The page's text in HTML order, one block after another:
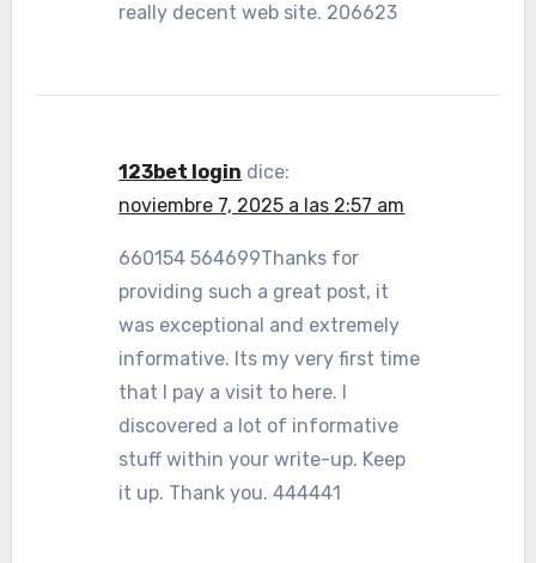
really decent web site. 206623
123bet login dice:
noviembre 7, 2025 a las 2:57 am
660154 564699Thanks for
providing such a great post, it
was exceptional and extremely
informative. Its my very first time
that I pay a visit to here. I
discovered a lot of informative
stuff within your write-up. Keep
it up. Thank you. 444441